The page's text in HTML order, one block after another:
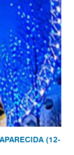
(12-